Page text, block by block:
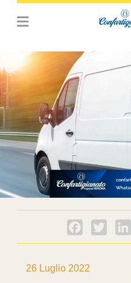
Facebook
Twitter
26 Luglio 2022